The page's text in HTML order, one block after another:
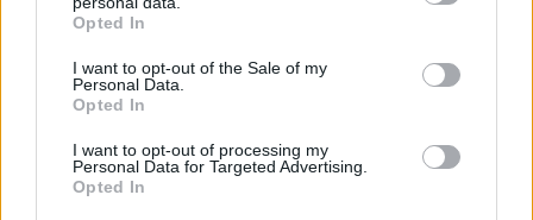
grant or deny consent to Google and its third-party tags to
use your data for below specified purposes in below Google
consent section.
Opted In
I want to opt-out of the Sale of my
Personal Data.
Opted In
I want to opt-out of processing my
Personal Data for Targeted Advertising.
Opted In
Βρετανία και Γαλλία ενωμένες απέναντι σε κοινές απειλές
και προκλήσεις, λέει ο βασιλιάς Κάρολος